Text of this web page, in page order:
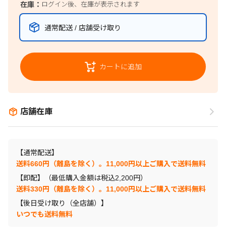
在庫： ログイン後、在庫が表示されます
通常配送 / 店舗受け取り
カートに追加
店舗在庫
【通常配送】
送料660円（離島を除く）。11,000円以上ご購入で送料無料
【即配】（最低購入金額は税込2,200円）
送料330円（離島を除く）。11,000円以上ご購入で送料無料
【後日受け取り（全店舗）】
いつでも送料無料